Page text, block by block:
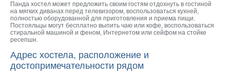
Панда хостел может предложить своим гостям отдохнуть в гостиной
на мягких диванах перед телевизором, воспользоваться кухней,
полностью оборудованной для приготовления и приема пищи.
Постояльцы могут бесплатно выпить чаю или кофе, воспользоваться
стиральной машиной и феном, Интернетом или сейфом на стойке
ресепшн.
Адрес хостела, расположение и
достопримечательности рядом